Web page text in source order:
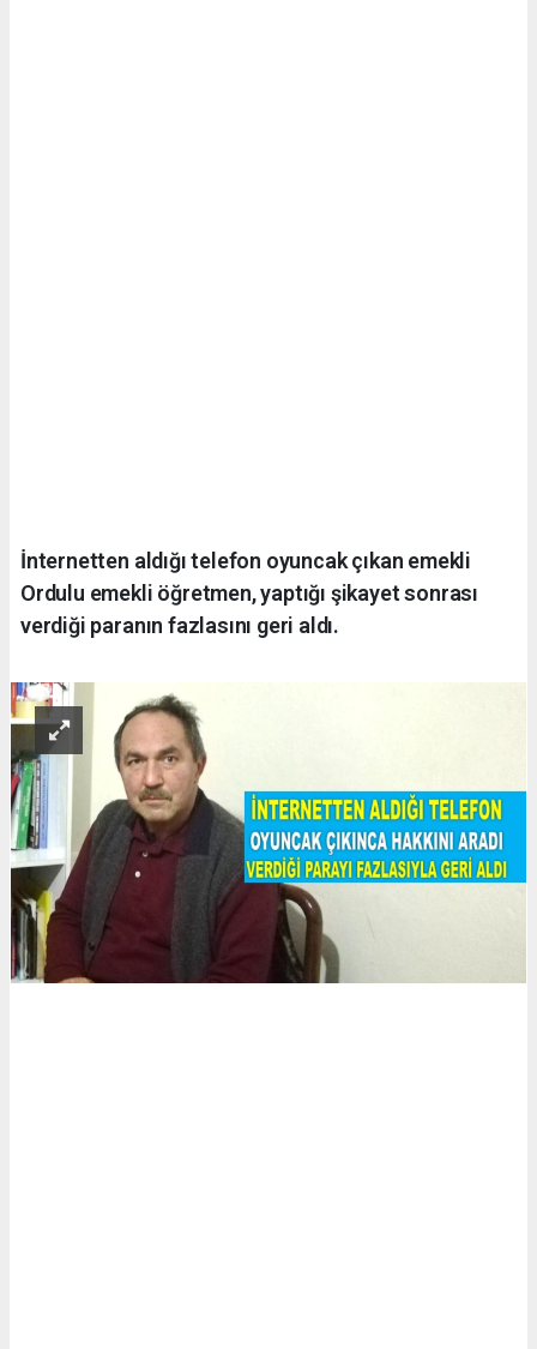
İnternetten aldığı telefon oyuncak çıkan emekli
Ordulu emekli öğretmen, yaptığı şikayet sonrası
verdiği paranın fazlasını geri aldı.